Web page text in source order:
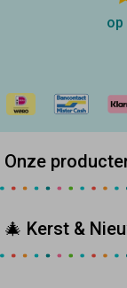
op
Onze
🎄 Kerst &